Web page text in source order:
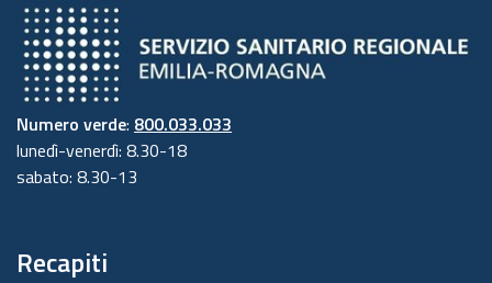
Numero verde: 800.033.033
lunedì-venerdì: 8.30-18
sabato: 8.30-13
Recapiti